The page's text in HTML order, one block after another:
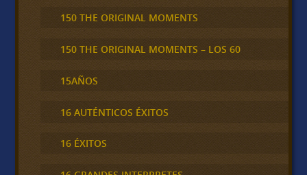
150 THE ORIGINAL MOMENTS
150 THE ORIGINAL MOMENTS – LOS 60
15AÑOS
16 AUTÉNTICOS ÉXITOS
16 ÉXITOS